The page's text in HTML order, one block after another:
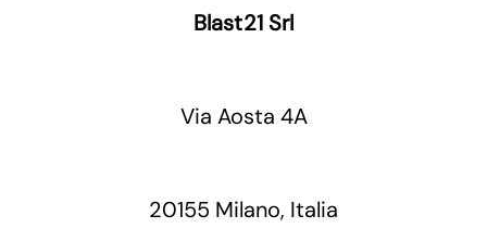
Blast21 Srl
Via Aosta 4A
20155 Milano, Italia